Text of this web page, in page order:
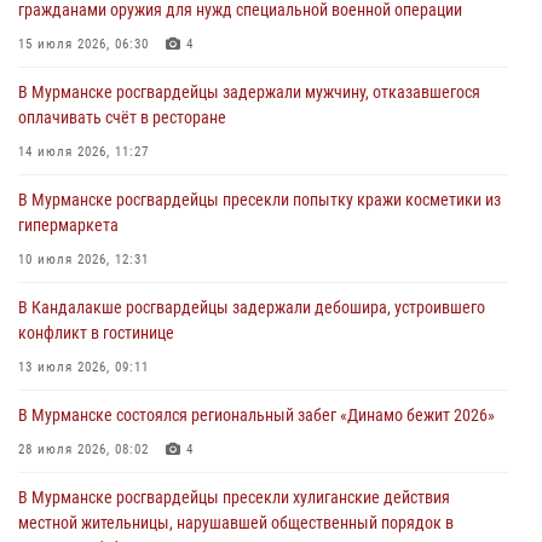
хулиганские действия дебошира на автозаправочной станции
города Кандалакши
Сотрудники Росгвардии провели инструктаж по
антитеррористической защищенности для членов избирательных
31 июля 2026, 08:48 3
Сотрудники Росгвардии задержали мужчину, не оплатившего счет в
30 июля 2026, 14:09
В Управлении Росгвардии по Мурманской области прошло пожарно-
30 июля 2026, 14:05
гражданами оружия для нужд специальной военной операции
15 июля 2026, 06:30 4
В Мурманске росгвардейцы задержали мужчину, отказавшегося
оплачивать счёт в ресторане
14 июля 2026, 11:27
В Мурманске росгвардейцы пресекли попытку кражи косметики из
гипермаркета
10 июля 2026, 12:31
В Кандалакше росгвардейцы задержали дебошира, устроившего
конфликт в гостинице
13 июля 2026, 09:11
В Мурманске состоялся региональный забег «Динамо бежит 2026»
28 июля 2026, 08:02 4
В Мурманске росгвардейцы пресекли хулиганские действия
местной жительницы, нарушавшей общественный порядок в